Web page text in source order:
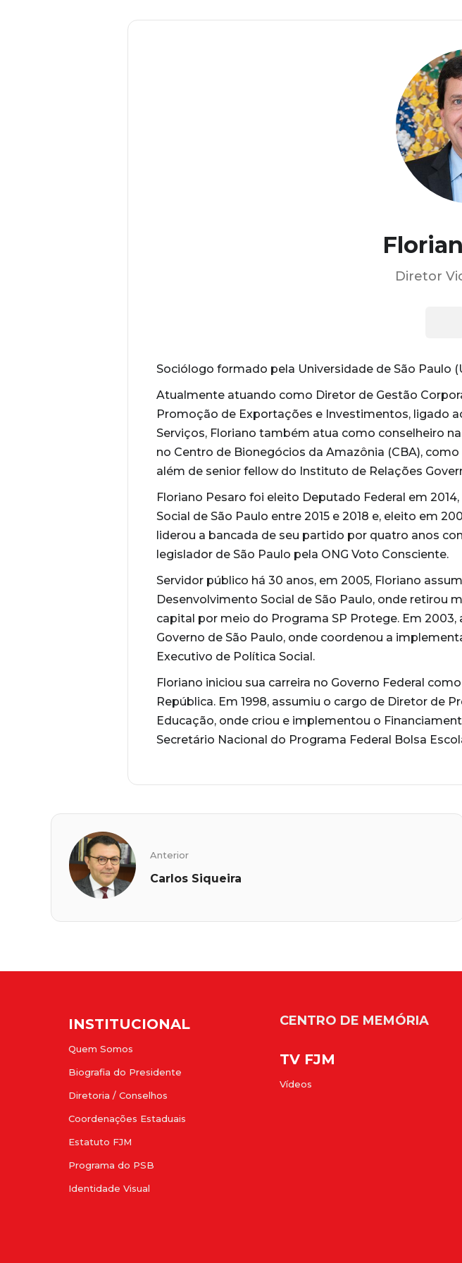
Diretor
Sociólogo formado pela Universidade de São Paulo
Atualmente atuando como Diretor de Gestão
Promoção de Exportações e Investimentos, ligado
Serviços, Floriano também atua como conselheiro
no Centro de Bionegócios da Amazônia (CBA),
além de senior fellow do Instituto de Relações
Floriano Pesaro foi eleito Deputado Federal em
Social de São Paulo entre 2015 e 2018 e, eleito em
liderou a bancada de seu partido por quatro anos
legislador de São Paulo pela ONG Voto Consciente.
Servidor público há 30 anos, em 2005, Floriano
Desenvolvimento Social de São Paulo, onde retirou
capital por meio do Programa SP Protege. Em
Governo de São Paulo, onde coordenou a
Executivo de Política Social.
Floriano iniciou sua carreira no Governo Federal
República. Em 1998, assumiu o cargo de Diretor de
Educação, onde criou e implementou o
Secretário Nacional do Programa Federal Bolsa
Anterior
Carlos Siqueira
INSTITUCIONAL
Quem Somos
Biografia do Presidente
Diretoria / Conselhos
Coordenações Estaduais
Estatuto FJM
Programa do PSB
Identidade Visual
CENTRO DE MEMÓRIA
TV FJM
Vídeos